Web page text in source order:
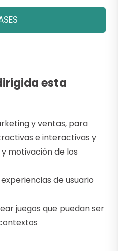
esta
y ventas, para
e interactivas y
motivación de los
de usuario
juegos que puedan ser